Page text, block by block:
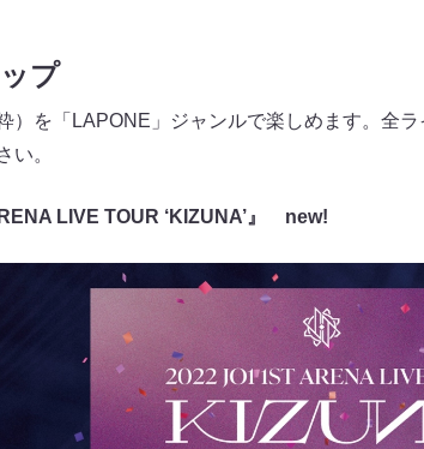
プ
）を「LAPONE」ジャンルで楽しめます。全
い。
LIVE TOUR ‘KIZUNA’』 new!